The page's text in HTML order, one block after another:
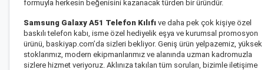
formuyla herkesin beğenisini kazanacak türden bir üründür.
Samsung Galaxy A51 Telefon Kılıfı ve daha pek çok kişiye özel
baskılı telefon kabı, isme özel hediyelik eşya ve kurumsal promosyon
ürünü, baskiyap.com’da sizleri bekliyor. Geniş ürün yelpazemiz, yüksek
stoklarımız, modern ekipmanlarımız ve alanında uzman kadromuzla
sizlere hizmet veriyoruz. Aklınıza takılan tüm soruları, bizimle iletişime